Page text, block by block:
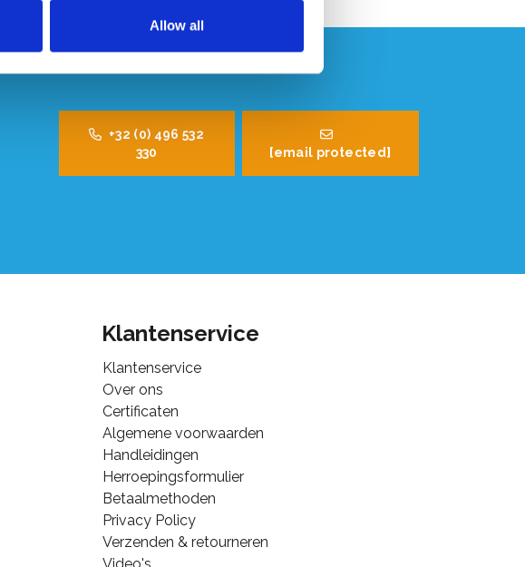
Allow all
+32 (0) 496 532
330
[email protected]
Klantenservice
Klantenservice
Over ons
Certificaten
Algemene voorwaarden
Handleidingen
Herroepingsformulier
Betaalmethoden
Privacy Policy
Verzenden & retourneren